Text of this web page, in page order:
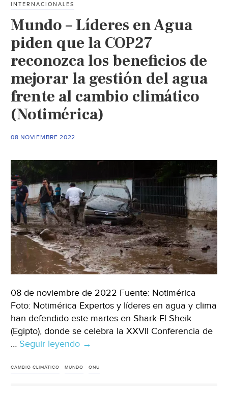
de
que
acelere
el
cambio
climático?
(ABC)
INTERNACIONALES
Mundo – Líderes en Agua
piden que la COP27
reconozca los beneficios de
mejorar la gestión del agua
frente al cambio climático
(Notimérica)
08 NOVIEMBRE 2022
08 de noviembre de 2022 Fuente: Notimérica
Foto: Notimérica Expertos y líderes en agua y clima
han defendido este martes en Shark-El Sheik
(Egipto), donde se celebra la XXVII Conferencia de
… Seguir leyendo Mundo
Líderes
→
CAMBIO CLIMÁTICO MUNDO ONU